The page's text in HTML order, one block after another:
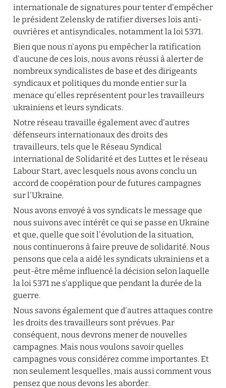
internationale de signatures pour tenter d'empêcher
le président Zelensky de ratifier diverses lois anti-
ouvrières et antisyndicales, notamment la loi 5371.
Bien que nous n'ayons pu empêcher la ratification
d'aucune de ces lois, nous avons réussi à alerter de
nombreux syndicalistes de base et des dirigeants
syndicaux et politiques du monde entier sur la
menace qu'elles représentent pour les travailleurs
ukrainiens et leurs syndicats.
Notre réseau travaille également avec d'autres
défenseurs internationaux des droits des
travailleurs, tels que le Réseau Syndical
international de Solidarité et des Luttes et le réseau
Labour Start, avec lesquels nous avons conclu un
accord de coopération pour de futures campagnes
sur l'Ukraine.
Nous avons envoyé à vos syndicats le message que
nous suivons avec intérêt ce qui se passe en Ukraine
et que, quelle que soit l'évolution de la situation,
nous continuerons à faire preuve de solidarité. Nous
pensons que cela a aidé les syndicats ukrainiens et a
peut-être même influencé la décision selon laquelle
la loi 5371 ne s'applique que pendant la durée de la
guerre.
Nous savons également que d'autres attaques contre
les droits des travailleurs sont prévues. Par
conséquent, nous devrons mener de nouvelles
campagnes. Mais nous voulons savoir quelles
campagnes vous considérez comme importantes. Et
non seulement lesquelles, mais aussi comment vous
pensez que nous devons les aborder.